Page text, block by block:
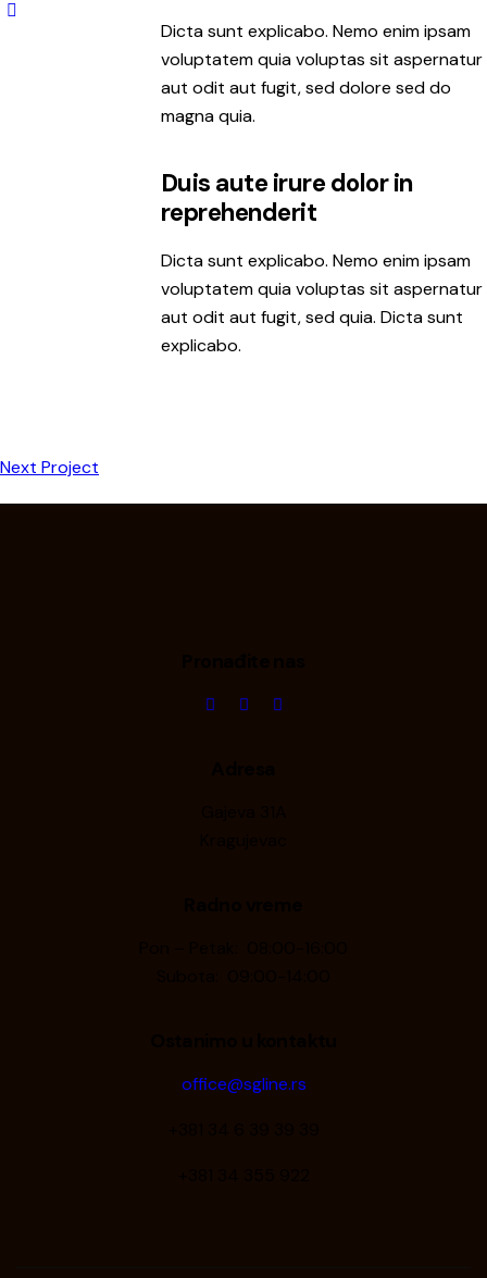
Dicta sunt explicabo. Nemo enim ipsam
voluptatem quia voluptas sit aspernatur
aut odit aut fugit, sed dolore sed do
magna quia.
Duis aute irure dolor in
reprehenderit
Dicta sunt explicabo. Nemo enim ipsam
voluptatem quia voluptas sit aspernatur
aut odit aut fugit, sed quia. Dicta sunt
explicabo.
Next Project
office@sgline.rs